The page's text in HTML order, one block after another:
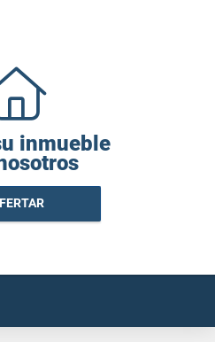
inmueble